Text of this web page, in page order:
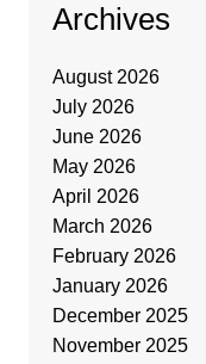
Archives
August 2026
July 2026
June 2026
May 2026
April 2026
March 2026
February 2026
January 2026
December 2025
November 2025